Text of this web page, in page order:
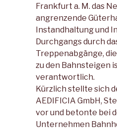
Frankfurt a. M. das
angrenzende
Instandhaltung und
Durchgangs durch
Treppenabgänge,
zu den Bahnsteigen
verantwortlich.
Kürzlich stellte sich
AEDIFICIA GmbH,
vor und betonte bei
Unternehmen